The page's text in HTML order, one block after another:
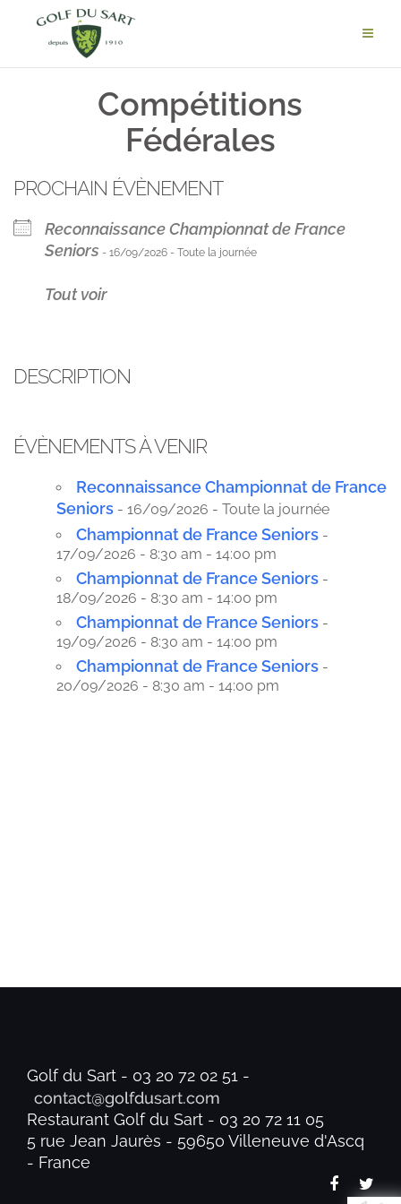
Compétitions
Fédérales
PROCHAIN ÉVÈNEMENT
Reconnaissance Championnat de France
Seniors - 16/09/2026 - Toute la journée
Tout voir
DESCRIPTION
ÉVÈNEMENTS À VENIR
Reconnaissance Championnat de France
Seniors - 16/09/2026 - Toute la journée
Championnat de France Seniors -
17/09/2026 - 8:30 am - 14:00 pm
Championnat de France Seniors -
18/09/2026 - 8:30 am - 14:00 pm
Championnat de France Seniors -
19/09/2026 - 8:30 am - 14:00 pm
Championnat de France Seniors -
20/09/2026 - 8:30 am - 14:00 pm
Golf du Sart - 03 20 72 02 51 -
Restaurant Golf du Sart - 03 20 72 11 05
5 rue Jean Jaurès - 59650 Villeneuve d'Ascq
- France